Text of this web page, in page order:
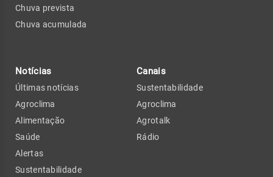
Chuva prevista
Chuva acumulada
Notícias
Últimas notícias
Agroclima
Alimentação
Saúde
Alertas
Sustentabilidade
Canais
Sustentabilidade
Agroclima
Agrotalk
Rádio